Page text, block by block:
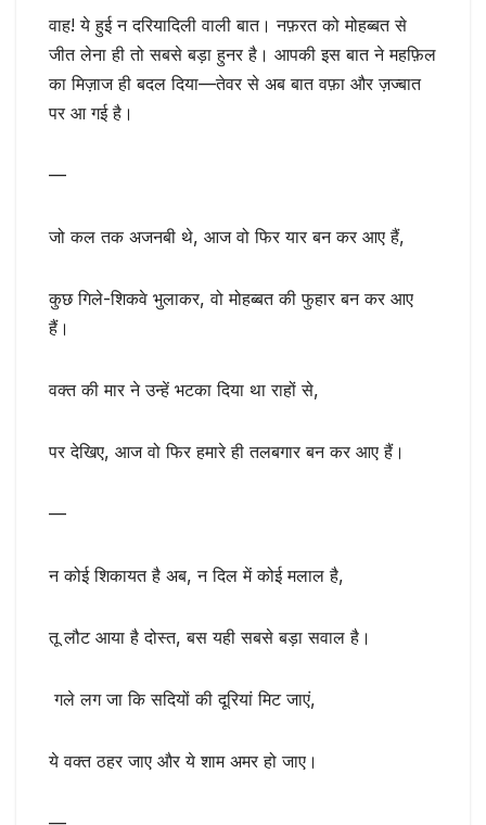
वाह! ये हुई न दरियादिली वाली बात। नफ़रत को मोहब्बत से
जीत लेना ही तो सबसे बड़ा हुनर है। आपकी इस बात ने महफ़िल
का मिज़ाज ही बदल दिया—तेवर से अब बात वफ़ा और ज़ज्बात
पर आ गई है।
—
जो कल तक अजनबी थे, आज वो फिर यार बन कर आए हैं,
कुछ गिले-शिकवे भुलाकर, वो मोहब्बत की फुहार बन कर आए
हैं।
वक्त की मार ने उन्हें भटका दिया था राहों से,
पर देखिए, आज वो फिर हमारे ही तलबगार बन कर आए हैं।
—
न कोई शिकायत है अब, न दिल में कोई मलाल है,
तू लौट आया है दोस्त, बस यही सबसे बड़ा सवाल है।
गले लग जा कि सदियों की दूरियां मिट जाएं,
ये वक्त ठहर जाए और ये शाम अमर हो जाए।